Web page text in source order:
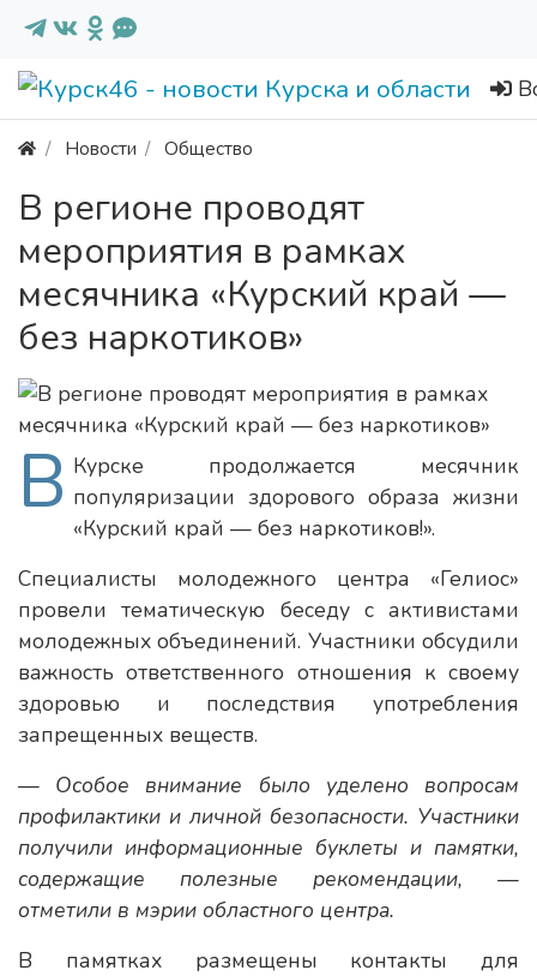
Новости Общество
В регионе проводят
мероприятия в рамках
месячника «Курский край —
без наркотиков»
В Курске продолжается месячник
популяризации здорового образа жизни
«Курский край — без наркотиков!».
Специалисты молодежного центра «Гелиос»
провели тематическую беседу с активистами
молодежных объединений. Участники обсудили
важность ответственного отношения к своему
здоровью и последствия употребления
запрещенных веществ.
— Особое внимание было уделено вопросам
профилактики и личной безопасности. Участники
получили информационные буклеты и памятки,
содержащие полезные рекомендации, —
отметили в мэрии областного центра.
В памятках размещены контакты для